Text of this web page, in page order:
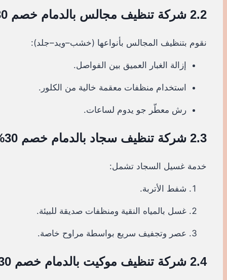
2.2 شركة تنظيف مجالس بالدمام خصم 30%
نقوم بتنظيف المجالس بأنواعها (خشب–ويد–جلد):
إزالة الغبار العميق بين الفواصل.
استخدام منظفات معقمة خالية من الكلور.
رش معطّر جو يدوم لساعات.
2.3 شركة تنظيف سجاد بالدمام خصم 30%
خدمة غسيل السجاد تشمل:
شفط الأتربة.
غسل بالمياه النقية ومنظفات صديقة للبيئة.
عصر وتجفيف سريع بواسطة مراوح خاصة.
2.4 شركة تنظيف موكيت بالدمام خصم 30%